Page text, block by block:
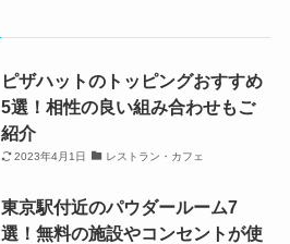
ピザハットのトッピングおすすめ
5選！相性の良い組み合わせもご
紹介
2023年4月1日 レストラン・カフェ
東京駅付近のパウダールーム7
選！無料の施設やコンセントが使